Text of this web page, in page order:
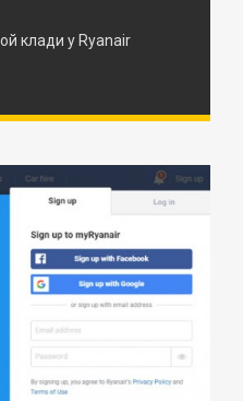
клади у Ryanair